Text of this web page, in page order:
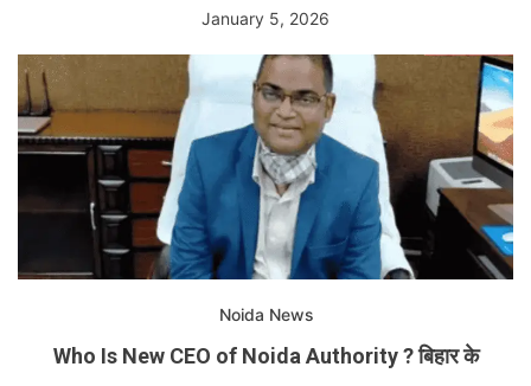
January 5, 2026
Noida News
Who Is New CEO of Noida Authority ? बिहार के